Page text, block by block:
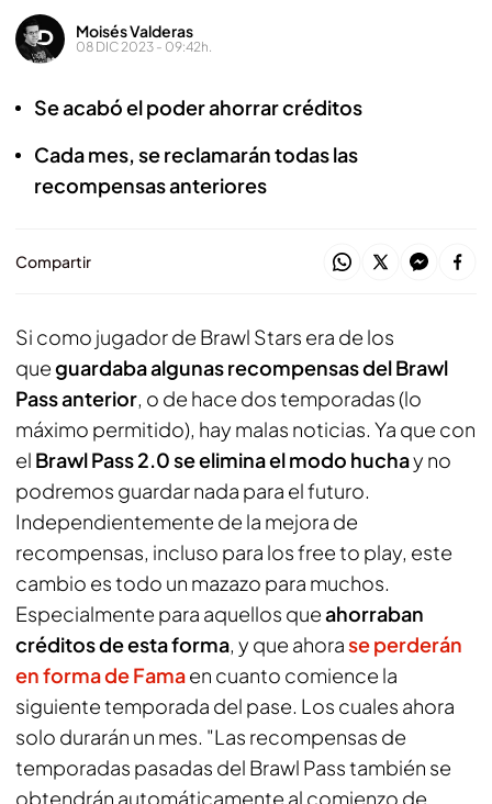
Moisés Valderas
08 DIC 2023 - 09:42h.
Se acabó el poder ahorrar créditos
Cada mes, se reclamarán todas las
recompensas anteriores
Compartir
Si como jugador de Brawl Stars era de los
queguardaba algunas recompensas del Brawl
Pass anterior, o de hace dos temporadas (lo
máximo permitido), hay malas noticias. Ya que con
el Brawl Pass 2.0 se elimina el modo huchay no
podremos guardar nada para el futuro.
Independientemente de la mejora de
recompensas, incluso para los free to play, este
cambio es todo un mazazo para muchos.
Especialmente para aquellos queahorraban
créditos de esta forma, y que ahorase perderán
en forma de Famaen cuanto comience la
siguiente temporada del pase. Los cuales ahora
solo durarán un mes. "Las recompensas de
temporadas pasadas del Brawl Pass también se
obtendrán automáticamente al comienzo de